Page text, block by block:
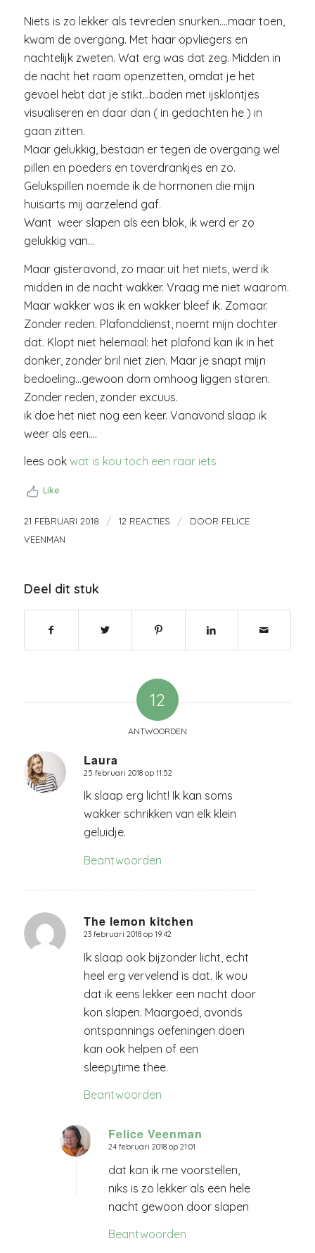
Niets is zo lekker als tevreden snurken….maar toen,
kwam de overgang. Met haar opvliegers en
nachtelijk zweten. Wat erg was dat zeg. Midden in
de nacht het raam openzetten, omdat je het
gevoel hebt dat je stikt…baden met ijsklontjes
visualiseren en daar dan ( in gedachten he ) in
gaan zitten.
Maar gelukkig, bestaan er tegen de overgang wel
pillen en poeders en toverdrankjes en zo.
Gelukspillen noemde ik de hormonen die mijn
huisarts mij aarzelend gaf.
Want weer slapen als een blok, ik werd er zo
gelukkig van…
Maar gisteravond, zo maar uit het niets, werd ik
midden in de nacht wakker. Vraag me niet waarom.
Maar wakker was ik en wakker bleef ik. Zomaar.
Zonder reden. Plafonddienst, noemt mijn dochter
dat. Klopt niet helemaal: het plafond kan ik in het
donker, zonder bril niet zien. Maar je snapt mijn
bedoeling…gewoon dom omhoog liggen staren.
Zonder reden, zonder excuus.
ik doe het niet nog een keer. Vanavond slaap ik
weer als een….
lees ook wat is kou toch een raar iets
Like
21 FEBRUARI 2018 / 12 REACTIES / DOOR FELICE
VEENMAN
Deel dit stuk
12
ANTWOORDEN
Laura
zegt:
25 februari 2018 op 11:52
Ik slaap erg licht! Ik kan soms
wakker schrikken van elk klein
geluidje.
Beantwoorden
The lemon kitchen
zegt:
23 februari 2018 op 19:42
Ik slaap ook bijzonder licht, echt
heel erg vervelend is dat. Ik wou
dat ik eens lekker een nacht door
kon slapen. Maargoed, avonds
ontspannings oefeningen doen
kan ook helpen of een
sleepytime thee.
Beantwoorden
Felice Veenman
zegt:
24 februari 2018 op 21:01
dat kan ik me voorstellen,
niks is zo lekker als een hele
nacht gewoon door slapen
Beantwoorden